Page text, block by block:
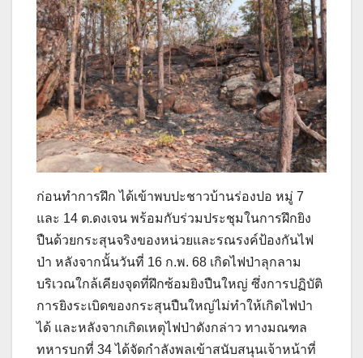
ก่อนทำการฝึก ได้เข้าพบปะชาวบ้านร่องปอ หมู่ 7
และ 14 ต.ดงเจน พร้อมกับร่วมประชุมในการฝึกยิง
ปืนด้วยกระสุนจริงของหน่วยและรณรงค์ป้องกันไฟ
ป่า หลังจากนั้นวันที่ 16 ก.พ. 68 เกิดไฟป่าลุกลาม
บริเวณใกล้เคียงจุดที่ฝึกซ้อมยิงปืนใหญ่ ซึ่งการปฏิบัติ
การยิงระเบิดของกระสุนปืนใหญ่ไม่ทำให้เกิดไฟป่า
ได้ และหลังจากเกิดเหตุไฟป่าดังกล่าว ทางมณฑล
ทหารบกที่ 34 ได้จัดกำลังพลเข้าสนับสนุนเจ้าหน้าที่